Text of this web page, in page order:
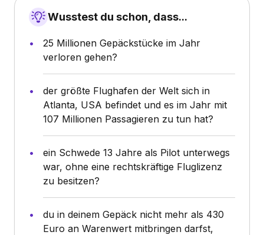
Wusstest du schon, dass...
25 Millionen Gepäckstücke im Jahr
verloren gehen?
der größte Flughafen der Welt sich in
Atlanta, USA befindet und es im Jahr mit
107 Millionen Passagieren zu tun hat?
ein Schwede 13 Jahre als Pilot unterwegs
war, ohne eine rechtskräftige Fluglizenz
zu besitzen?
du in deinem Gepäck nicht mehr als 430
Euro an Warenwert mitbringen darfst,